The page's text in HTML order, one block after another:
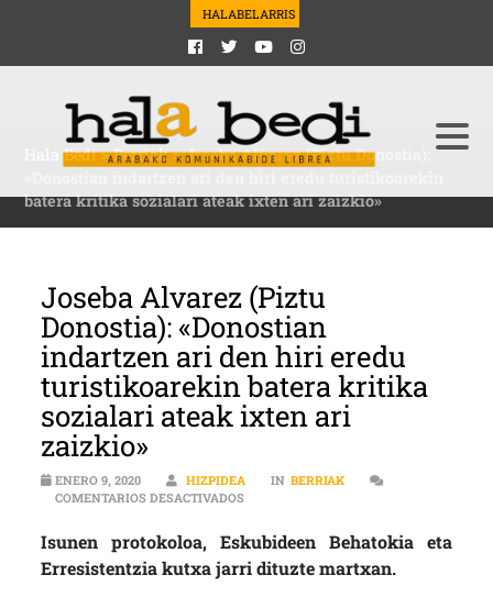
HALABELARRIS
Hala Bedi>Berriak>Joseba Alvarez (Piztu Donostia):
batera kritika sozialari ateak ixten ari zaizkio»
Joseba Alvarez (Piztu
Donostia): «Donostian
indartzen ari den hiri eredu
turistikoarekin batera kritika
sozialari ateak ixten ari
zaizkio»
ENERO 9, 2020 HIZPIDEA IN BERRIAK
COMENTARIOS DESACTIVADOSEN JOSEBA ALVAREZ (PIZTU
Isunen protokoloa, Eskubideen Behatokia eta
Erresistentzia kutxa jarri dituzte martxan.